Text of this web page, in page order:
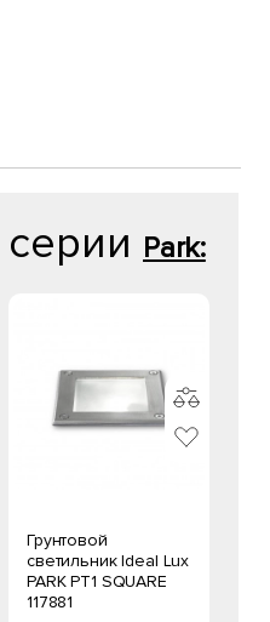
Park:
Грунтовой
светильник Ideal Lux
PARK PT1 SQUARE
117881